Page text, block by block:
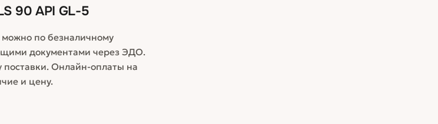
90 API GL-5
по безналичному
документами через ЭДО.
поставки. Онлайн-оплаты на
и цену.